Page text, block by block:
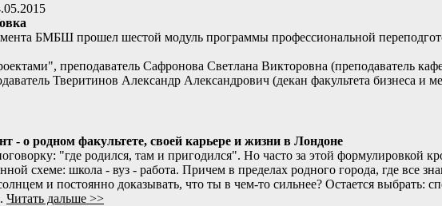
БМБШ прошел шестой модуль программы профессиональной
преподаватель Сафронова Светлана Викторовна (преподаватель
Тверитинов Александр Александрович (декан факультета бизнеса
о родном факультете, своей карьере и жизни в Лондоне
"где родился, там и пригодился". Но часто за этой формулировкой
схеме: школа - вуз - работа. Причем в пределах родного города, где все
и постоянно доказывать, что ты в чем-то сильнее? Остается
Читать дальше >>